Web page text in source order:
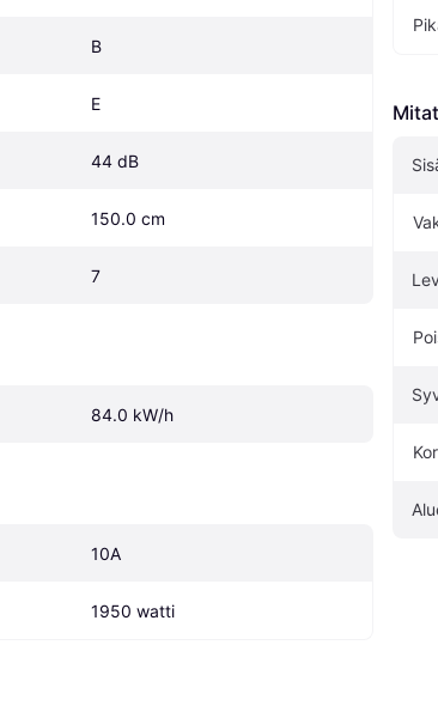
B
E
44 dB
150.0 cm
7
84.0 kW/h
10A
1950 watti
Mitat